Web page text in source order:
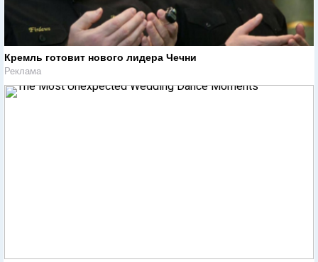
Кремль готовит нового лидера Чечни
Реклама